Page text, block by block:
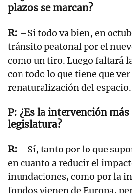
plazos se marcan?
–Si todo va bien, en
tránsito peatonal por el
como un tiro. Luego faltará
con todo lo que tiene que
renaturalización del espacio.
¿Es la intervención
legislatura?
–Sí, tanto por lo que
en cuanto a reducir el
inundaciones, como por la
fondos vienen de Europa,